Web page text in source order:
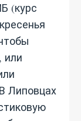
(курс
или
Липовцах